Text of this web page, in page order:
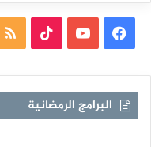
فيسبوكيوتيوب TikTok
البرامج الرمضانية